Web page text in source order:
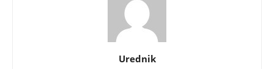
Urednik